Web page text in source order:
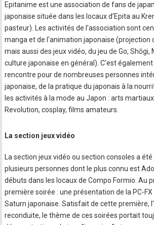
Epitanime est une association de fans de
japonaise située dans les locaux d'Epita au
pasteur). Les activités de l'association sont
manga et de l'animation japonaise (projection
mais aussi des jeux vidéo, du jeu de Go, Shōgi,
culture japonaise en général). C'est
rencontre pour de nombreuses personnes
japonaise, de la pratique du japonais à la
les activités à la mode au Japon : arts
Revolution, cosplay, films amateurs.
La section jeux vidéo
La section jeux vidéo ou section consoles a
plusieurs personnes dont le plus connu est
débuts dans les locaux de Compo Formio. Au
première soirée : une présentation de la PC-FX
Saturn japonaise. Satisfait de cette première,
reconduite, le thème de ces soirées portait